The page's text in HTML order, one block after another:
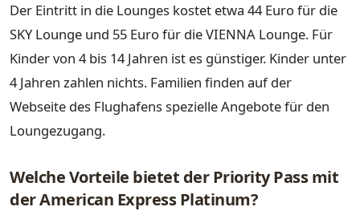
Der Eintritt in die Lounges kostet etwa 44 Euro für die
SKY Lounge und 55 Euro für die VIENNA Lounge. Für
Kinder von 4 bis 14 Jahren ist es günstiger. Kinder unter
4 Jahren zahlen nichts. Familien finden auf der
Webseite des Flughafens spezielle Angebote für den
Loungezugang.
Welche Vorteile bietet der Priority Pass mit
der American Express Platinum?